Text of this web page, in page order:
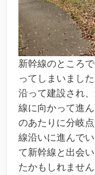
新幹線のところ
ってしまいまし
沿って建設され
線に向かって進
のあたりに分岐
線沿いに進んで
て新幹線と出会
たかもしれません